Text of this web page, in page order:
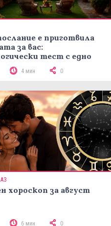
е приготвила
за вас:
тест с едно
4 мин 0
хороскоп за август
6 мин 0